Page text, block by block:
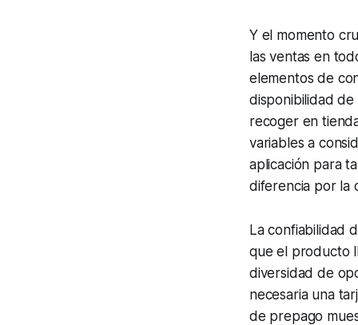
Y el momento
las ventas en
elementos de
disponibilidad de
recoger en
variables a
aplicación para
diferencia por la
La confiabilidad
que el producto
diversidad de
necesaria una
de prepago